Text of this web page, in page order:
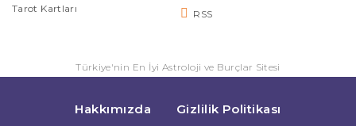
Tarot Kartları RSS
Türkiye'nin En İyi Astroloji ve Burçlar Sitesi
Hakkımızda Gizlilik Politikası